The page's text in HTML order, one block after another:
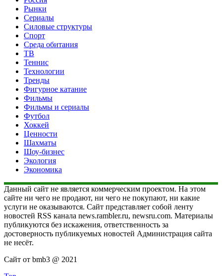
Рынки
Сериалы
Силовые структуры
Спорт
Среда обитания
ТВ
Теннис
Технологии
Тренды
Фигурное катание
Фильмы
Фильмы и сериалы
Футбол
Хоккей
Ценности
Шахматы
Шоу-бизнес
Экология
Экономика
Данный сайт не является коммерческим проектом. На этом
сайте ни чего не продают, ни чего не покупают, ни какие
услуги не оказываются. Сайт представляет собой ленту
новостей RSS канала news.rambler.ru, newsru.com. Материалы
публикуются без искажения, ответственность за
достоверность публикуемых новостей Администрация сайта
не несёт.
Сайт от bmb3 @ 2021